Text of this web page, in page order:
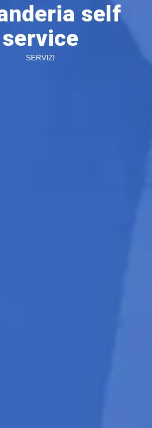
self
service
SERVIZI